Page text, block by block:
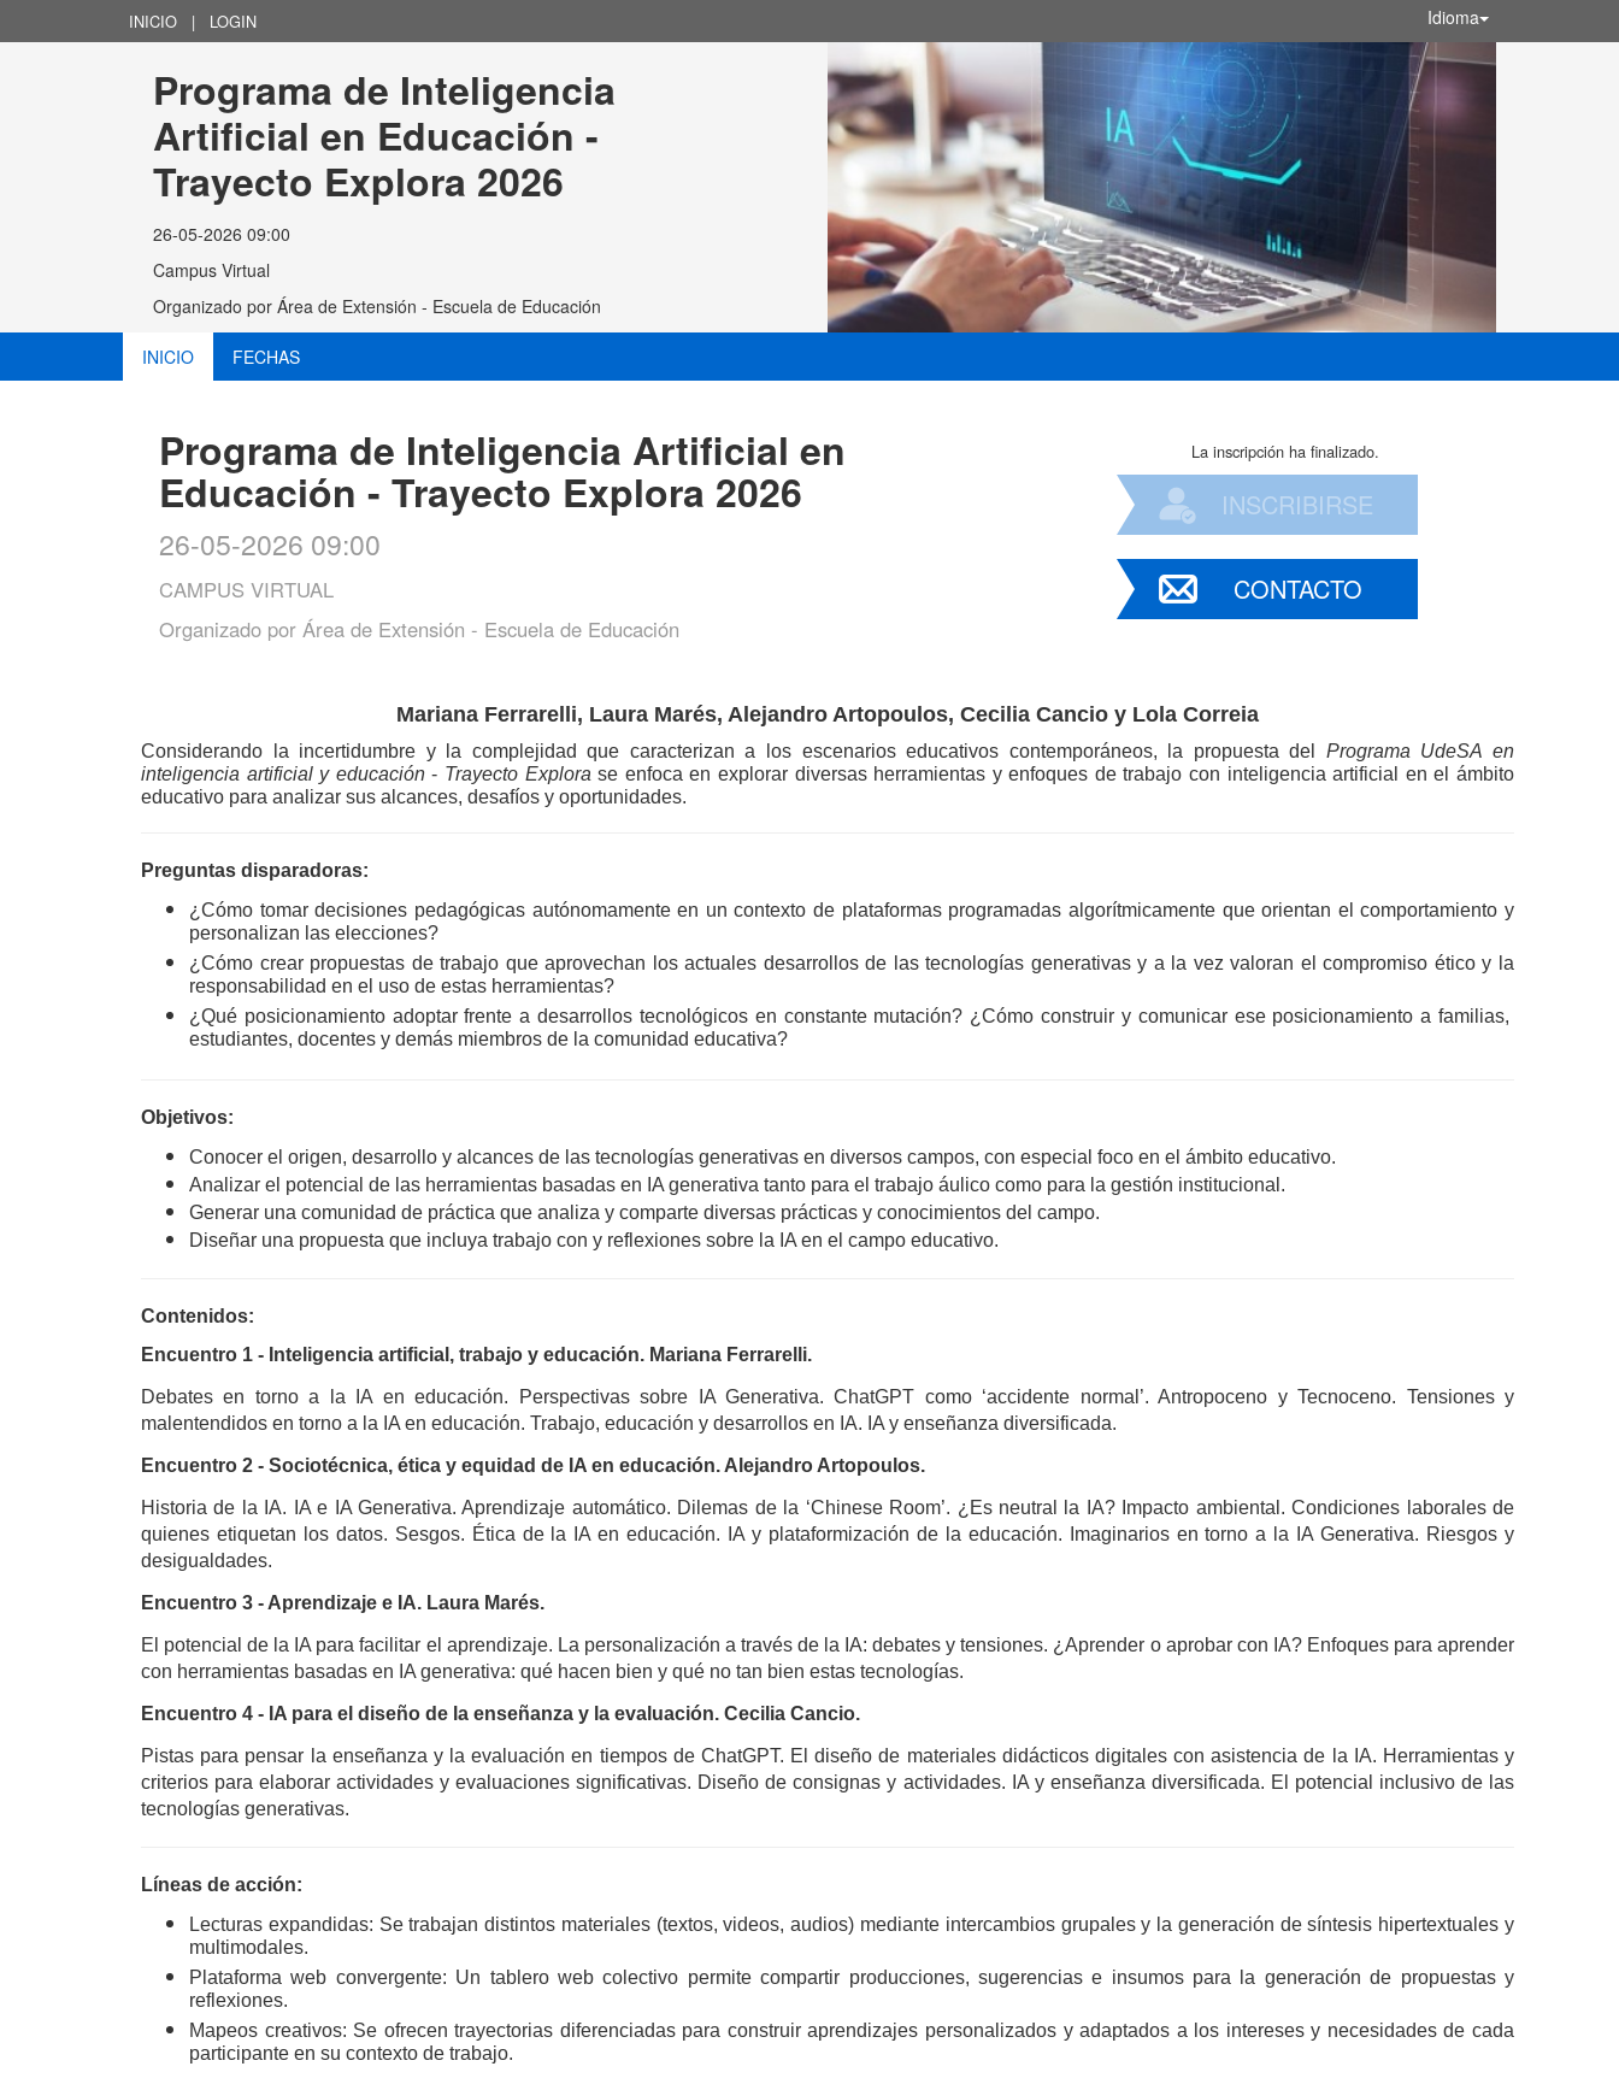
INICIO | LOGIN Idioma
Programa de Inteligencia
Artificial en Educación -
Trayecto Explora 2026
26-05-2026 09:00
Campus Virtual
Organizado por Área de Extensión - Escuela de Educación
INICIO FECHAS
Programa de Inteligencia Artificial en
Educación - Trayecto Explora 2026
26-05-2026 09:00
CAMPUS VIRTUAL
Organizado por Área de Extensión - Escuela de Educación
La inscripción ha finalizado.
INSCRIBIRSE
CONTACTO
Mariana Ferrarelli, Laura Marés, Alejandro Artopoulos, Cecilia Cancio y Lola Correia
Considerando la incertidumbre y la complejidad que caracterizan a los escenarios educativos contemporáneos, la propuesta del Programa UdeSA en
inteligencia artificial y educación - Trayecto Explora se enfoca en explorar diversas herramientas y enfoques de trabajo con inteligencia artificial en el ámbito
educativo para analizar sus alcances, desafíos y oportunidades.
Preguntas disparadoras:
¿Cómo tomar decisiones pedagógicas autónomamente en un contexto de plataformas programadas algorítmicamente que orientan el comportamiento y
personalizan las elecciones?
¿Cómo crear propuestas de trabajo que aprovechan los actuales desarrollos de las tecnologías generativas y a la vez valoran el compromiso ético y la
responsabilidad en el uso de estas herramientas?
¿Qué posicionamiento adoptar frente a desarrollos tecnológicos en constante mutación? ¿Cómo construir y comunicar ese posicionamiento a familias,
estudiantes, docentes y demás miembros de la comunidad educativa?
Objetivos:
Conocer el origen, desarrollo y alcances de las tecnologías generativas en diversos campos, con especial foco en el ámbito educativo.
Analizar el potencial de las herramientas basadas en IA generativa tanto para el trabajo áulico como para la gestión institucional.
Generar una comunidad de práctica que analiza y comparte diversas prácticas y conocimientos del campo.
Diseñar una propuesta que incluya trabajo con y reflexiones sobre la IA en el campo educativo.
Contenidos:
Encuentro 1 - Inteligencia artificial, trabajo y educación. Mariana Ferrarelli.
Debates en torno a la IA en educación. Perspectivas sobre IA Generativa. ChatGPT como ‘accidente normal’. Antropoceno y Tecnoceno. Tensiones y
malentendidos en torno a la IA en educación. Trabajo, educación y desarrollos en IA. IA y enseñanza diversificada.
Encuentro 2 - Sociotécnica, ética y equidad de IA en educación. Alejandro Artopoulos.
Historia de la IA. IA e IA Generativa. Aprendizaje automático. Dilemas de la ‘Chinese Room’. ¿Es neutral la IA? Impacto ambiental. Condiciones laborales de
quienes etiquetan los datos. Sesgos. Ética de la IA en educación. IA y plataformización de la educación. Imaginarios en torno a la IA Generativa. Riesgos y
desigualdades.
Encuentro 3 - Aprendizaje e IA. Laura Marés.
El potencial de la IA para facilitar el aprendizaje. La personalización a través de la IA: debates y tensiones. ¿Aprender o aprobar con IA? Enfoques para aprender
con herramientas basadas en IA generativa: qué hacen bien y qué no tan bien estas tecnologías.
Encuentro 4 - IA para el diseño de la enseñanza y la evaluación. Cecilia Cancio.
Pistas para pensar la enseñanza y la evaluación en tiempos de ChatGPT. El diseño de materiales didácticos digitales con asistencia de la IA. Herramientas y
criterios para elaborar actividades y evaluaciones significativas. Diseño de consignas y actividades. IA y enseñanza diversificada. El potencial inclusivo de las
tecnologías generativas.
Líneas de acción:
Lecturas expandidas: Se trabajan distintos materiales (textos, videos, audios) mediante intercambios grupales y la generación de síntesis hipertextuales y
multimodales.
Plataforma web convergente: Un tablero web colectivo permite compartir producciones, sugerencias e insumos para la generación de propuestas y
reflexiones.
Mapeos creativos: Se ofrecen trayectorias diferenciadas para construir aprendizajes personalizados y adaptados a los intereses y necesidades de cada
participante en su contexto de trabajo.